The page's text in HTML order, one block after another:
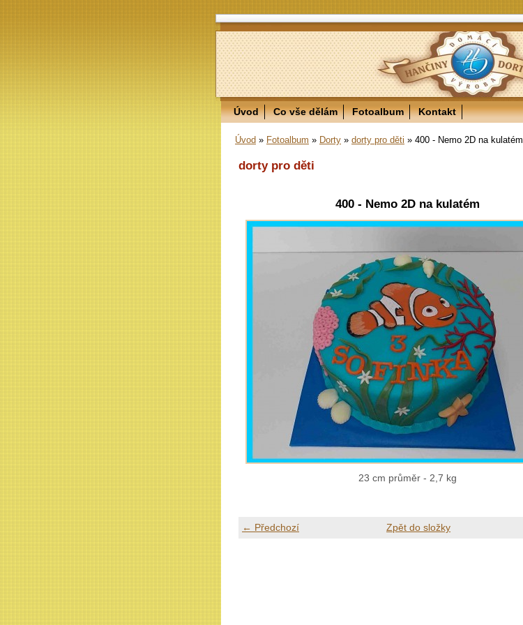
Úvod Co vše dělám Fotoalbum Kontakt
Úvod » Fotoalbum » Dorty » dorty pro děti » 400 - Nemo 2D na kulatém
dorty pro děti
400 - Nemo 2D na kulatém
23 cm průměr - 2,7 kg
← Předchozí Zpět do složky